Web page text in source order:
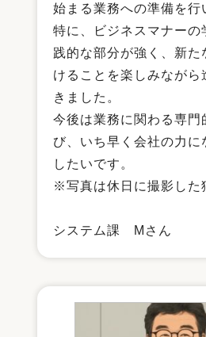
始まる業務への準備を行
特に、ビジネスマナーの
践的な部分が強く、新た
けることを楽しみながら
きました。
今後は業務に関わる専門
び、いち早く会社の力に
したいです。
※写真は休日に撮影した
システム課 Мさん